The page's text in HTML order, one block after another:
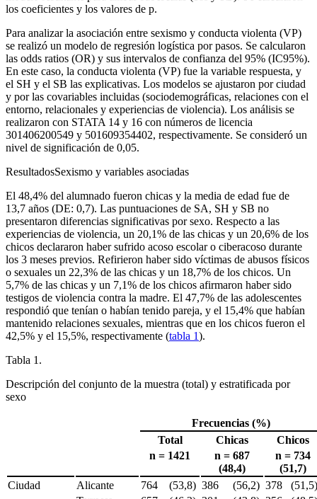
los coeficientes y los valores de p.
Para analizar la asociación entre sexismo y conducta violenta (VP)
se realizó un modelo de regresión logística por pasos. Se calcularon
las odds ratios (OR) y sus intervalos de confianza del 95% (IC95%).
En este caso, la conducta violenta (VP) fue la variable respuesta, y
el SH y el SB las explicativas. Los modelos se ajustaron por ciudad
y por las covariables incluidas (sociodemográficas, relaciones con el
entorno, relacionales y experiencias de violencia). Los análisis se
realizaron con STATA 14 y 16 con números de licencia
301406200549 y 501609354402, respectivamente. Se consideró un
nivel de significación de 0,05.
ResultadosSexismo y variables asociadas
El 48,4% del alumnado fueron chicas y la media de edad fue de
13,7 años (DE: 0,7). Las puntuaciones de SA, SH y SB no
presentaron diferencias significativas por sexo. Respecto a las
experiencias de violencia, un 20,1% de las chicas y un 20,6% de los
chicos declararon haber sufrido acoso escolar o ciberacoso durante
los 3 meses previos. Refirieron haber sido víctimas de abusos físicos
o sexuales un 22,3% de las chicas y un 18,7% de los chicos. Un
5,7% de las chicas y un 7,1% de los chicos afirmaron haber sido
testigos de violencia contra la madre. El 47,7% de las adolescentes
respondió que tenían o habían tenido pareja, y el 15,4% que habían
mantenido relaciones sexuales, mientras que en los chicos fueron el
42,5% y el 15,5%, respectivamente (tabla 1).
Tabla 1.
Descripción del conjunto de la muestra (total) y estratificada por
sexo
Frecuencias (%)
Total
Chicas
Chicos
n = 1421
n = 687
(48,4)
n = 734
(51,7)
Ciudad
Alicante 764 (53,8) 386 (56,2) 378